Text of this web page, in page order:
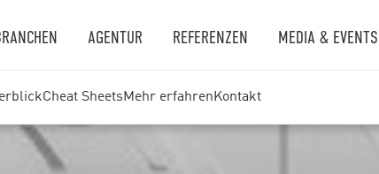
AGENTUR REFERENZEN MEDIA & EVENTS
Cheat SheetsMehr erfahrenKontakt